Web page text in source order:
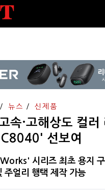
뉴스 신제품
속·고해상도 컬러
선보여
시리즈 최초 용지
주얼리 행택 제작 가능